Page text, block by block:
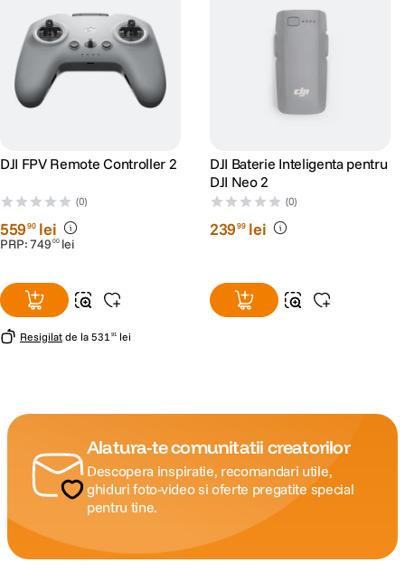
DJI FPV Remote Controller 2
(0)
55990 lei
PRP:749 00 lei
Resigilat de la 531 91 lei
DJI Baterie Inteligenta pentru
DJI Neo 2
(0)
23999 lei
Alatura-te comunitatii creatorilor
Descopera inspiratie, recomandari utile,
ghiduri foto-video si oferte pregatite special
pentru tine.